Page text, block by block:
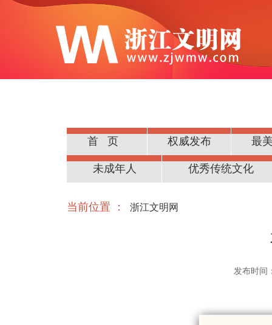
首页 权威发布 最
公民道德
未成年人 优秀传统文化
当前位置 ： 浙江文明网
发布时间